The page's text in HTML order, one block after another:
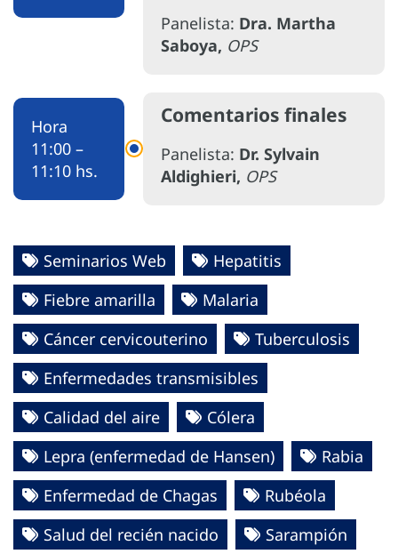
Panelista: Dra. Martha
Saboya, OPS
Hora
11:00 –
11:10 hs.
Comentarios finales
Panelista: Dr. Sylvain
Aldighieri, OPS
Seminarios Web
Hepatitis
Fiebre amarilla
Malaria
Cáncer cervicouterino
Tuberculosis
Enfermedades transmisibles
Calidad del aire
Cólera
Lepra (enfermedad de Hansen)
Rabia
Enfermedad de Chagas
Rubéola
Salud del recién nacido
Sarampión